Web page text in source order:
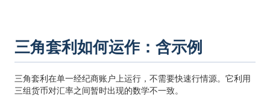
三角套利如何运作：含示例
三角套利在单一经纪商账户上运行，不需要快速行情源。它利用
三组货币对汇率之间暂时出现的数学不一致。